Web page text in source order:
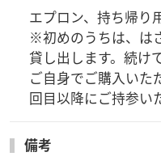
エプロン、持ち帰り
※初めのうちは、は
貸し出します。続け
ご自身でご購入いた
回目以降にご持参い
備考